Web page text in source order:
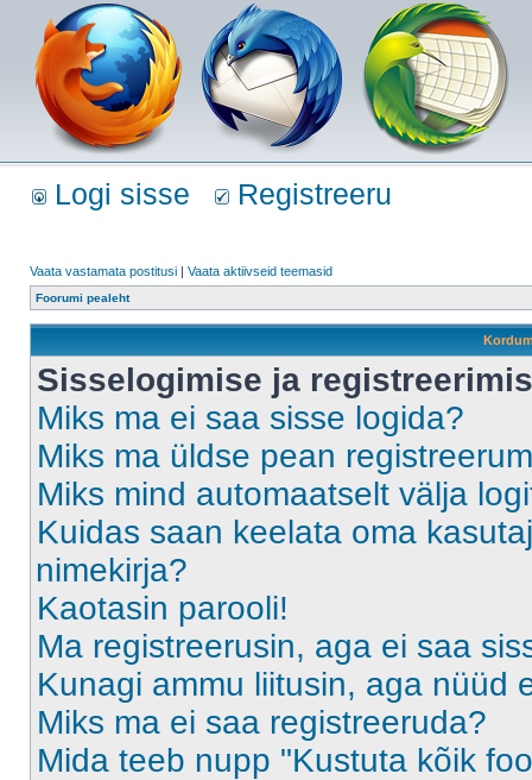
Logi sisse Registreeru
Vaata vastamata postitusi | Vaata aktiivseid teemasid
Foorumi pealeht
Sisselogimise ja
Miks ma ei saa sisse logida?
Miks ma üldse pean
Miks mind automaatselt välja
Kuidas saan keelata oma
nimekirja?
Kaotasin parooli!
Ma registreerusin, aga ei saa
Kunagi ammu liitusin, aga nüüd
Miks ma ei saa registreeruda?
Mida teeb nupp "Kustuta kõik